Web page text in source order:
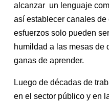
alcanzar un lenguaje
así establecer canales
esfuerzos solo pueden
humildad a las mesas de
ganas de aprender.
Luego de décadas de
en el sector público y en